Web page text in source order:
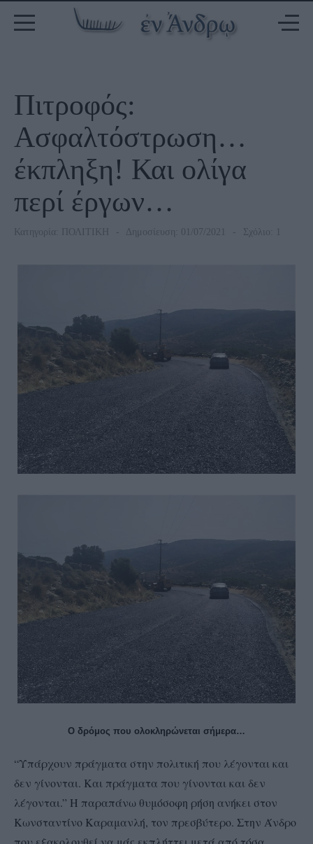
Πιτροφός:
Ασφαλτόστρωση…
έκπληξη! Και ολίγα
περί έργων…
Κατηγορία: ΠΟΛΙΤΙΚΗ Δημοσίευση: 01/07/2021 Σχόλιο: 1
Ο δρόμος που ολοκληρώνεται σήμερα…
“Υπάρχουν πράγματα στην πολιτική που λέγονται και
δεν γίνονται. Και πράγματα που γίνονται και δεν
λέγονται.” Η παραπάνω θυμόσοφη ρήση ανήκει στον
Κωνσταντίνο Καραμανλή, τον πρεσβύτερο. Στην Άνδρο